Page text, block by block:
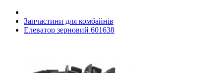
Запчастини для комбайнів
Елеватор зерновий 601638